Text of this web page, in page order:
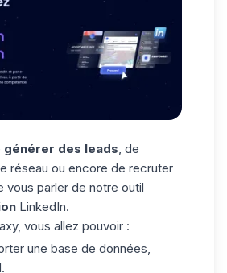
générer des leads , de
réseau ou encore de recruter
vous parler de notre outil
LinkedIn.
vous allez pouvoir :
une base de données,